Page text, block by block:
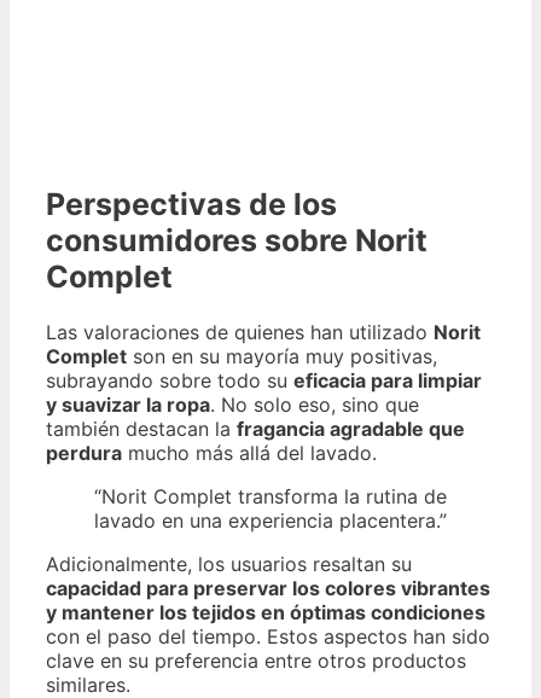
Perspectivas de los
consumidores sobre Norit
Complet
Las valoraciones de quienes han utilizado Norit
Complet son en su mayoría muy positivas,
subrayando sobre todo su eficacia para limpiar
y suavizar la ropa. No solo eso, sino que
también destacan la fragancia agradable que
perdura mucho más allá del lavado.
“Norit Complet transforma la rutina de
lavado en una experiencia placentera.”
Adicionalmente, los usuarios resaltan su
capacidad para preservar los colores vibrantes
y mantener los tejidos en óptimas condiciones
con el paso del tiempo. Estos aspectos han sido
clave en su preferencia entre otros productos
similares.